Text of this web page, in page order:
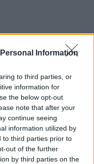
Information
to third parties, or
information for
the below opt-out
note that after your
continue seeing
information utilized by
to third parties prior to
out of the further
by third parties on the